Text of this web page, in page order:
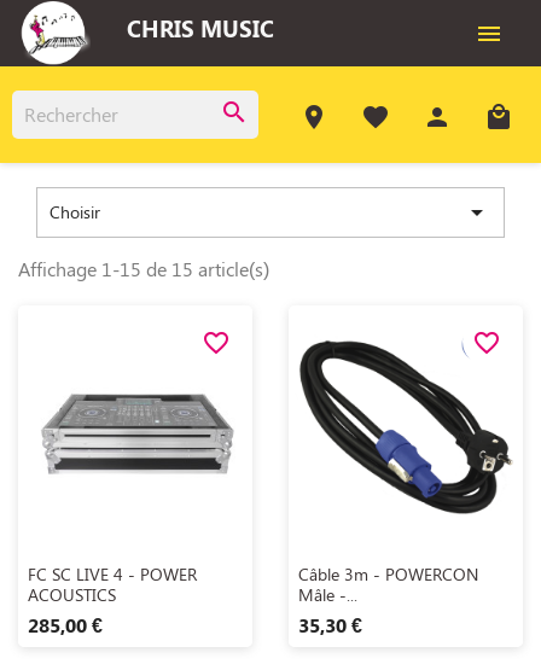
CHRIS MUSIC 
search room favorite person local_mall
Choisir 
Affichage 1-15 de 15 article(s)
Aperçu rapide
FC SC LIVE 4 - POWER
ACOUSTICS
285,00 €
favorite_border
 Aperçu rapide
Câble 3m - POWERCON
Mâle -...
35,30 €
favorite_border